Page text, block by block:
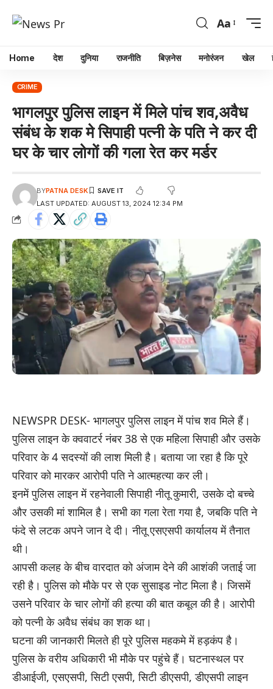
Aa
Home देश दुनिया राजनीति बिज़नेस मनोरंजन खेल
CRIME
भागलपुर पुलिस लाइन में मिले पांच शव,अवैध
संबंध के शक मे सिपाही पत्नी के पति ने कर दी
घर के चार लोगों की गला रेत कर मर्डर
LAST UPDATED: AUGUST 13, 2024 12:34 PM
BYPATNA DESK
NEWSPR DESK- भागलपुर पुलिस लाइन में पांच शव मिले हैं।
पुलिस लाइन के क्ववाटर्र नंबर 38 से एक महिला सिपाही और उसके
परिवार के 4 सदस्यों की लाश मिली है। बताया जा रहा है कि पूरे
परिवार को मारकर आरोपी पति ने आत्महत्या कर ली।
इनमें पुलिस लाइन में रहनेवाली सिपाही नीतू कुमारी, उसके दो बच्चे
और उसकी मां शामिल है। सभी का गला रेता गया है, जबकि पति ने
फंदे से लटक अपने जान दे दी। नीतू एसएसपी कार्यालय में तैनात
थी।
आपसी कलह के बीच वारदात को अंजाम देने की आशंकी जताई जा
रही है। पुलिस को मौके पर से एक सुसाइड नोट मिला है। जिसमें
उसने परिवार के चार लोगों की हत्या की बात कबूल की है। आरोपी
को पत्नी के अवैध संबंध का शक था।
घटना की जानकारी मिलते ही पूरे पुलिस महकमे में हड़कंप है।
पुलिस के वरीय अधिकारी भी मौके पर पहुंचे हैं। घटनास्थल पर
डीआईजी, एसएसपी, सिटी एसपी, सिटी डीएसपी, डीएसपी लाइन